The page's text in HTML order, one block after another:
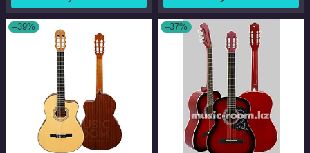
–39% –37%